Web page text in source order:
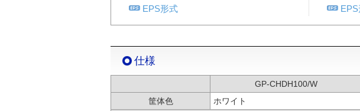
EPS形式
仕様
GP-CHDH100/W
筐体色
ホワイト